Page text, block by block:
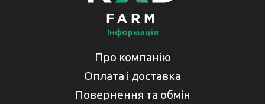
Інформація
Про компанію
Оплата і доставка
Повернення та обмін